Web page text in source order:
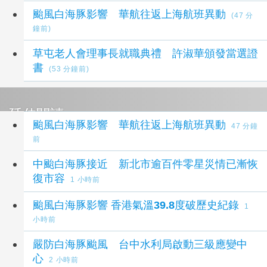
颱風白海豚影響 華航往返上海航班異動
(47 分
鐘前)
草屯老人會理事長就職典禮 許淑華頒發當選證
書
(53 分鐘前)
延伸閱讀
颱風白海豚影響 華航往返上海航班異動
47 分鐘
前
中颱白海豚接近 新北市逾百件零星災情已漸恢
復市容
1 小時前
颱風白海豚影響 香港氣溫39.8度破歷史紀錄
1
小時前
嚴防白海豚颱風 台中水利局啟動三級應變中
心
2 小時前